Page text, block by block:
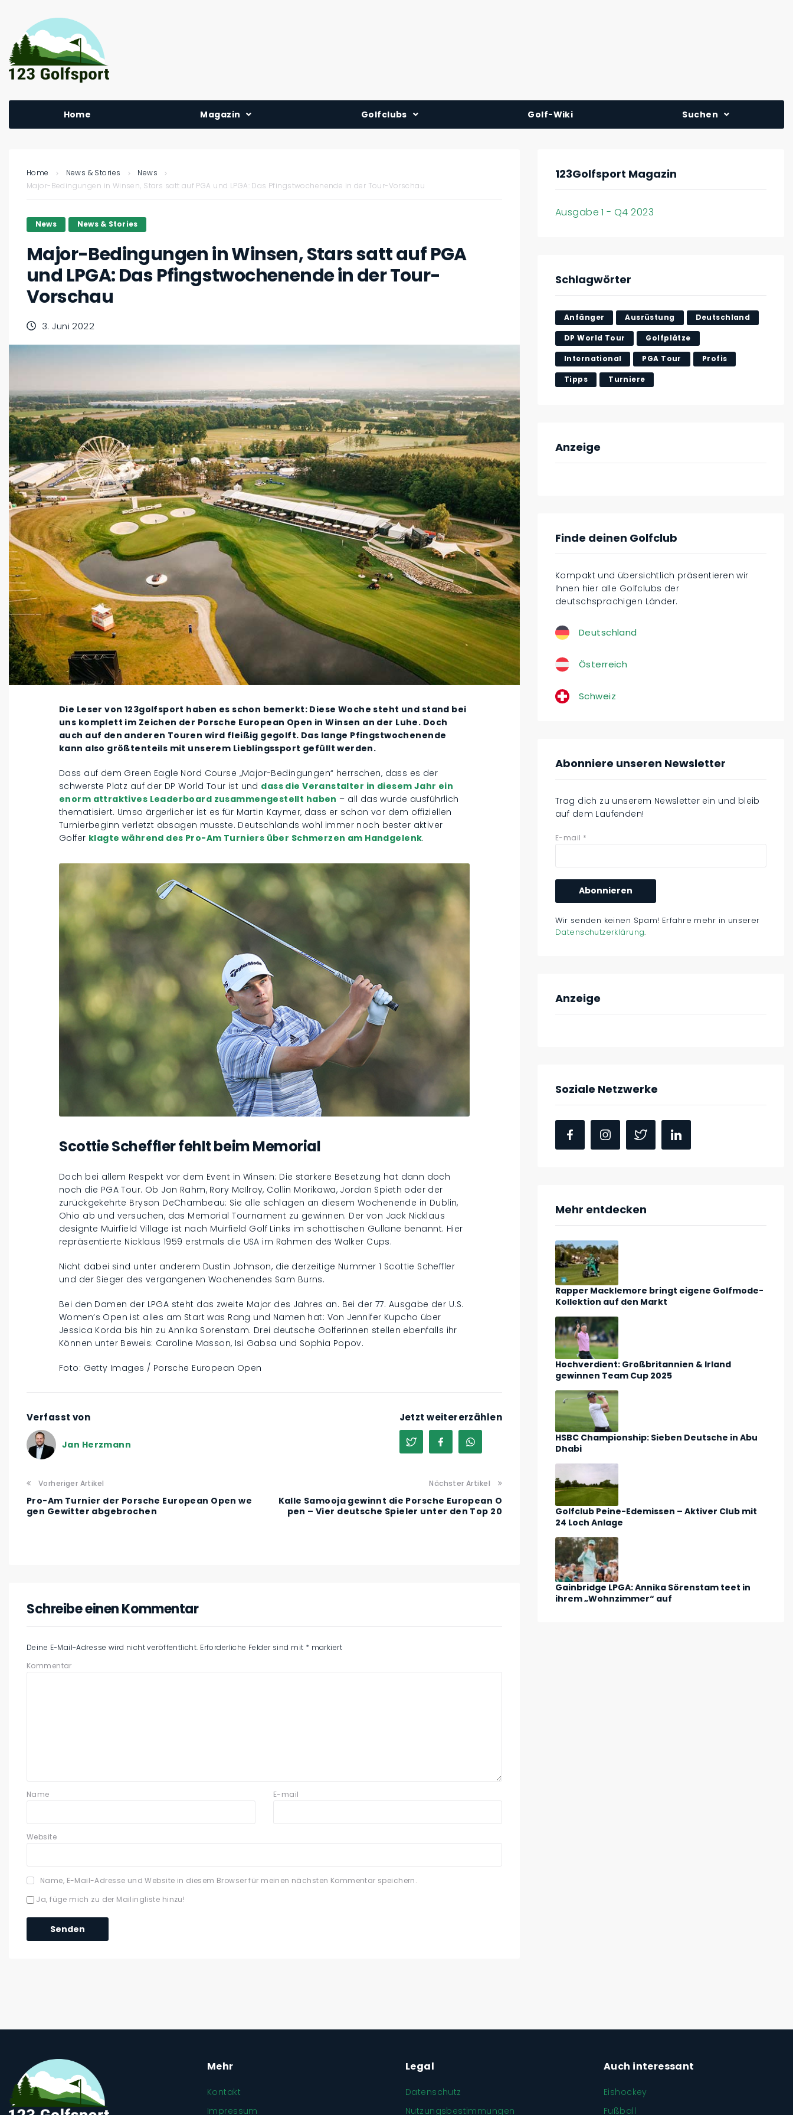
Home Magazin
Golfclubs
Schweiz
Golf-Wiki Suchen
Home News & Stories
News
Major-Bedingungen in Winsen, Stars satt auf PGA und LPGA: Das Pfingstwochenende in der Tour-Vorschau
News News & Stories
Major-Bedingungen in Winsen, Stars satt auf PGA
und LPGA: Das Pfingstwochenende in der Tour-
Vorschau
3. Juni 2022
Die Leser von 123golfsport haben es schon bemerkt: Diese Woche steht und stand bei
uns komplett im Zeichen der Porsche European Open in Winsen an der Luhe. Doch
auch auf den anderen Touren wird fleißig gegolft. Das lange Pfingstwochenende
kann also größtenteils mit unserem Lieblingssport gefüllt werden.
Dass auf dem Green Eagle Nord Course „Major-Bedingungen“ herrschen, dass es der
schwerste Platz auf der DP World Tour ist und dass die Veranstalter in diesem Jahr ein
enorm attraktives Leaderboard zusammengestellt haben – all das wurde ausführlich
thematisiert. Umso ärgerlicher ist es für Martin Kaymer, dass er schon vor dem offiziellen
Turnierbeginn verletzt absagen musste. Deutschlands wohl immer noch bester aktiver
Golfer klagte während des Pro-Am Turniers über Schmerzen am Handgelenk.
Scottie Scheffler fehlt beim Memorial
Doch bei allem Respekt vor dem Event in Winsen: Die stärkere Besetzung hat dann doch
noch die PGA Tour. Ob Jon Rahm, Rory McIlroy, Collin Morikawa, Jordan Spieth oder der
zurückgekehrte Bryson DeChambeau: Sie alle schlagen an diesem Wochenende in Dublin,
Ohio ab und versuchen, das Memorial Tournament zu gewinnen. Der von Jack Nicklaus
designte Muirfield Village ist nach Muirfield Golf Links im schottischen Gullane benannt. Hier
repräsentierte Nicklaus 1959 erstmals die USA im Rahmen des Walker Cups.
Nicht dabei sind unter anderem Dustin Johnson, die derzeitige Nummer 1 Scottie Scheffler
und der Sieger des vergangenen Wochenendes Sam Burns.
Bei den Damen der LPGA steht das zweite Major des Jahres an. Bei der 77. Ausgabe der U.S.
Women’s Open ist alles am Start was Rang und Namen hat: Von Jennifer Kupcho über
Jessica Korda bis hin zu Annika Sorenstam. Drei deutsche Golferinnen stellen ebenfalls ihr
Können unter Beweis: Caroline Masson, Isi Gabsa und Sophia Popov.
Foto: Getty Images / Porsche European Open
Verfasst von
Jan Herzmann
Jetzt weitererzählen
Vorheriger Artikel
Pro-Am Turnier der Porsche European Open we
gen Gewitter abgebrochen
Nächster Artikel
Kalle Samooja gewinnt die Porsche European O
pen – Vier deutsche Spieler unter den Top 20
Schreibe einen Kommentar
Deine E-Mail-Adresse wird nicht veröffentlicht. Erforderliche Felder sind mit * markiert
Kommentar
Name E-mail
Website
Name, E-Mail-Adresse und Website in diesem Browser für meinen nächsten Kommentar speichern.
Ja, füge mich zu der Mailingliste hinzu!
123Golfsport Magazin
Ausgabe 1 - Q4 2023
Schlagwörter
Anfänger Ausrüstung Deutschland
DP World Tour Golfplätze
International PGA Tour Profis
Tipps Turniere
Anzeige
Finde deinen Golfclub
Kompakt und übersichtlich präsentieren wir
Ihnen hier alle Golfclubs der
deutschsprachigen Länder.
Deutschland
Österreich
Schweiz
Abonniere unseren Newsletter
Trag dich zu unserem Newsletter ein und bleib
auf dem Laufenden!
E-mail *
Wir senden keinen Spam! Erfahre mehr in unserer
Datenschutzerklärung.
Anzeige
Soziale Netzwerke
Mehr entdecken
Rapper Macklemore bringt eigene Golfmode-
Kollektion auf den Markt
Hochverdient: Großbritannien & Irland
gewinnen Team Cup 2025
HSBC Championship: Sieben Deutsche in Abu
Dhabi
Golfclub Peine-Edemissen – Aktiver Club mit
24 Loch Anlage
Gainbridge LPGA: Annika Sörenstam teet in
ihrem „Wohnzimmer“ auf
Mehr
Kontakt
Impressum
Legal
Datenschutz
Nutzungsbestimmungen
Auch interessant
Eishockey
Fußball